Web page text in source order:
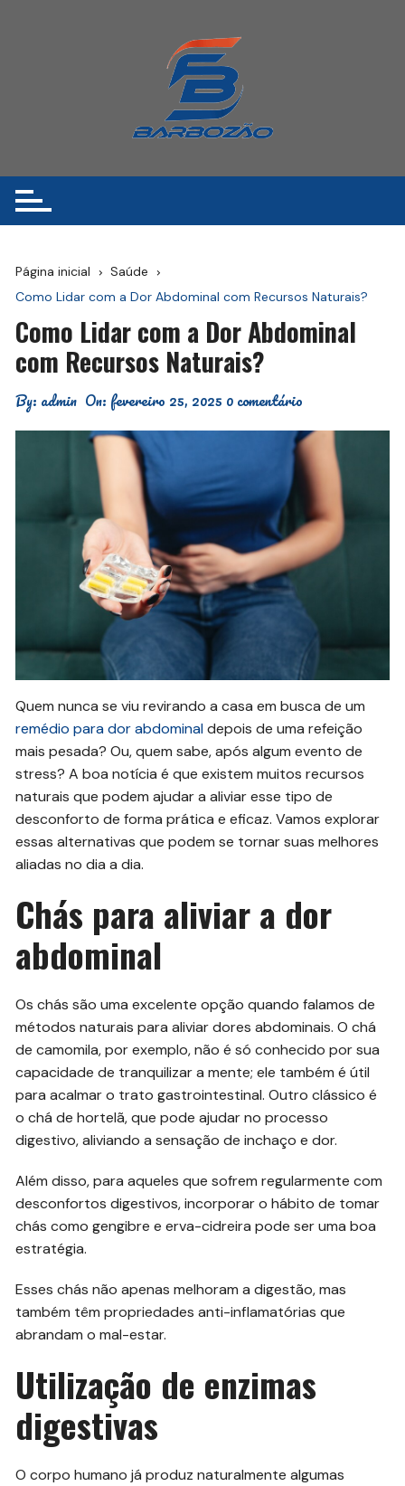
Página inicial
Saúde
Como Lidar com a Dor Abdominal com Recursos Naturais?
Como Lidar com a Dor Abdominal
com Recursos Naturais?
By: admin On: fevereiro 25, 2025 0 comentário
Quem nunca se viu revirando a casa em busca de um
remédio para dor abdominaldepois de uma refeição
mais pesada? Ou, quem sabe, após algum evento de
stress? A boa notícia é que existem muitos recursos
naturais que podem ajudar a aliviar esse tipo de
desconforto de forma prática e eficaz. Vamos explorar
essas alternativas que podem se tornar suas melhores
aliadas no dia a dia.
Chás para aliviar a dor
abdominal
Os chás são uma excelente opção quando falamos de
métodos naturais para aliviar dores abdominais. O chá
de camomila, por exemplo, não é só conhecido por sua
capacidade de tranquilizar a mente; ele também é útil
para acalmar o trato gastrointestinal. Outro clássico é
o chá de hortelã, que pode ajudar no processo
digestivo, aliviando a sensação de inchaço e dor.
Além disso, para aqueles que sofrem regularmente com
desconfortos digestivos, incorporar o hábito de tomar
chás como gengibre e erva-cidreira pode ser uma boa
estratégia.
Esses chás não apenas melhoram a digestão, mas
também têm propriedades anti-inflamatórias que
abrandam o mal-estar.
Utilização de enzimas
digestivas
O corpo humano já produz naturalmente algumas